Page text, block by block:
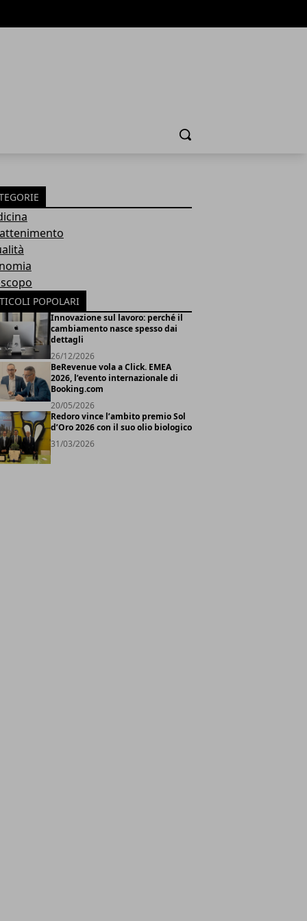
Cerca
POPOLARI
Innovazione sul lavoro: perché il
cambiamento nasce spesso dai
dettagli
26/12/2026
BeRevenue vola a Click. EMEA
2026, l’evento internazionale di
Booking.com
20/05/2026
Redoro vince l’ambito premio Sol
d’Oro 2026 con il suo olio biologico
31/03/2026